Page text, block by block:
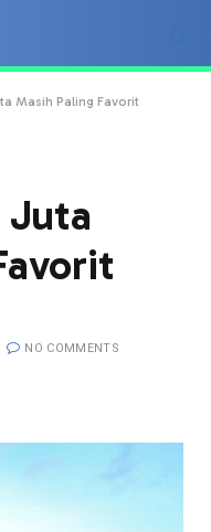
Masih Paling Favorit
Juta
NO COMMENTS